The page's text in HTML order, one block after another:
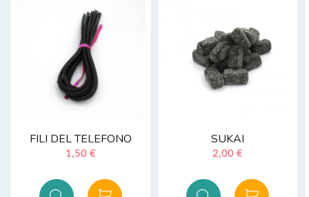
FILI DEL TELEFONO
1,50 €
SUKAI
2,00 €